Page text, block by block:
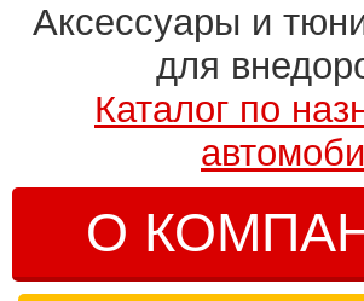
Аксессуары и
для
Каталог по
О